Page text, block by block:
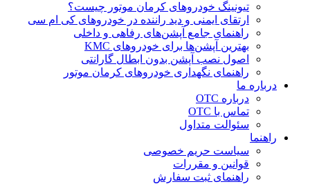
تیونینگ خودروهای کرمان موتور چیست؟
ارتقای ایمنی و دید راننده در خودروهای کی ام سی
راهنمای جامع آپشن‌های رفاهی و داخلی
بهترین آپشن‌ها برای خودروهای KMC
اصول نصب آپشن بدون ابطال گارانتی
راهنمای نگهداری خودروهای کرمان موتور
درباره ما
درباره OTC
تماس با OTC
سئوالت متداول
راهنما
سیاست حریم خصوصی
قوانین و مقررات
راهنمای ثبت سفارش